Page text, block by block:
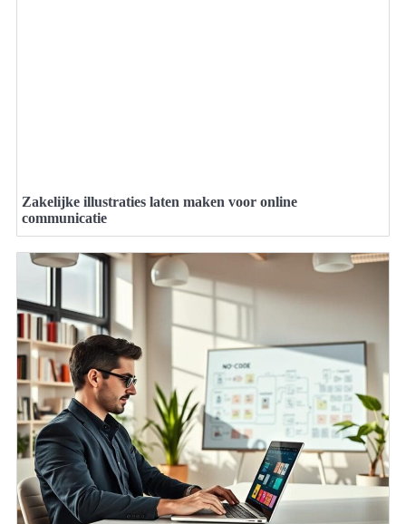
Zakelijke illustraties laten maken voor online
communicatie